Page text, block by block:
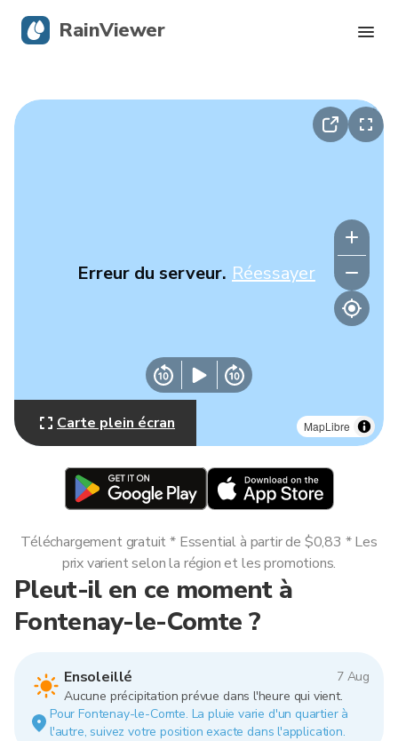
MapLibre
Erreur du serveur. Réessayer
Carte plein écran
Pleut-il en ce moment à
Fontenay-le-Comte ?
Ensoleillé
7 Aug
Aucune précipitation prévue dans l'heure qui vient.
Pour Fontenay-le-Comte. La pluie varie d'un quartier à
l'autre, suivez votre position exacte dans l'application.
Téléchargement gratuit * Essential à partir de $0,83 * Les
prix varient selon la région et les promotions.
RainViewer